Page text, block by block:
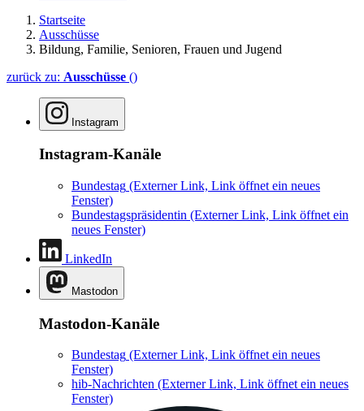
Startseite
Ausschüsse
Bildung, Familie, Senioren, Frauen und Jugend
zurück zu: Ausschüsse ()
Instagram
Instagram-Kanäle
Bundestag (Externer Link, Link öffnet ein neues
Fenster)
Bundestagspräsidentin (Externer Link, Link öffnet ein
neues Fenster)
LinkedIn
Mastodon
Mastodon-Kanäle
Bundestag (Externer Link, Link öffnet ein neues
Fenster)
hib-Nachrichten (Externer Link, Link öffnet ein neues
Fenster)